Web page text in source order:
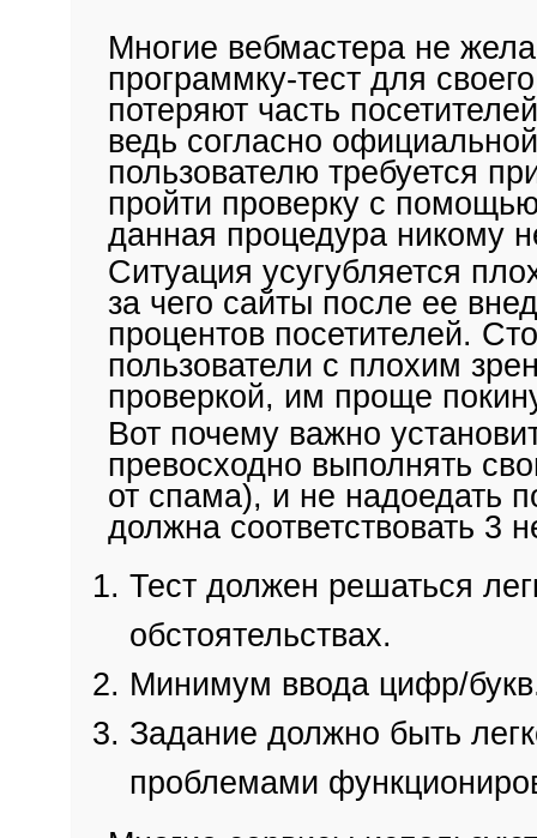
Многие вебмастера не
программку-тест для
потеряют часть
ведь согласно
пользователю требуется
пройти проверку с
данная процедура никому
Ситуация усугубляется
за чего сайты после ее
процентов посетителей.
пользователи с плохим
проверкой, им проще
Вот почему важно
превосходно выполнять
от спама), и не надоедать
должна соответствовать 3
Тест должен решаться
обстоятельствах.
Минимум ввода цифр/
Задание должно быть
проблемами